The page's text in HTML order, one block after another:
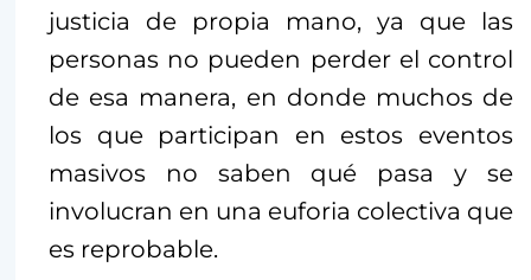
justicia de propia mano, ya que las
personas no pueden perder el control
de esa manera, en donde muchos de
los que participan en estos eventos
masivos no saben qué pasa y se
involucran en una euforia colectiva que
es reprobable.